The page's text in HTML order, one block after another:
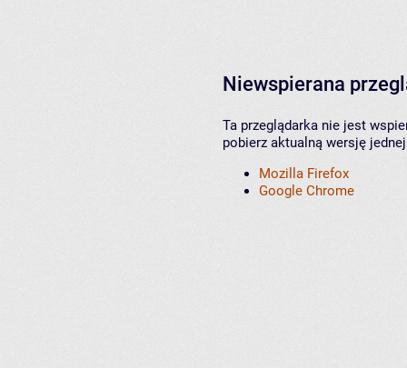
Niewspierana
Ta przeglądarka nie jest
pobierz aktualną wersję
Mozilla Firefox
Google Chrome